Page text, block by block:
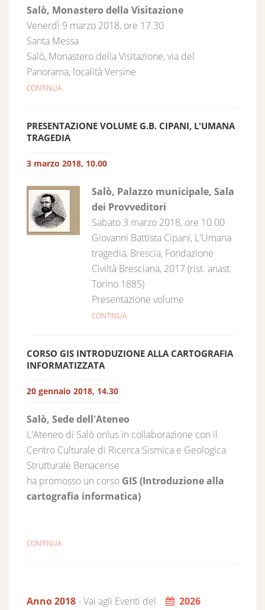
Salò, Monastero della Visitazione
Venerdì 9 marzo 2018, ore 17.30
Santa Messa
Salò, Monastero della Visitazione, via del
Panorama, località Versine
CONTINUA
PRESENTAZIONE VOLUME G.B. CIPANI, L'UMANA
TRAGEDIA
3 marzo 2018, 10.00
Salò, Palazzo municipale, Sala
dei Provveditori
Sabato 3 marzo 2018, ore 10.00
Giovanni Battista Cipani, L'Umana
tragedia, Brescia, Fondazione
Civiltà Bresciana, 2017 (rist. anast.
Torino 1885)
Presentazione volume
CONTINUA
CORSO GIS INTRODUZIONE ALLA CARTOGRAFIA
INFORMATIZZATA
20 gennaio 2018, 14.30
Salò, Sede dell'Ateneo
L'Ateneo di Salò onlus in collaborazione con il
Centro Culturale di Ricerca Sismica e Geologica
Strutturale Benacense
ha promosso un corso GIS (Introduzione alla
cartografia informatica)
CONTINUA
Anno 2018- Vai agli Eventi del 2026